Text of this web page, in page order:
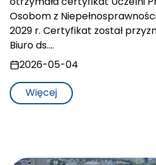
Osobom z
2029 r. Certyfikat został
Biuro ds.…
2026-05-04
Więcej